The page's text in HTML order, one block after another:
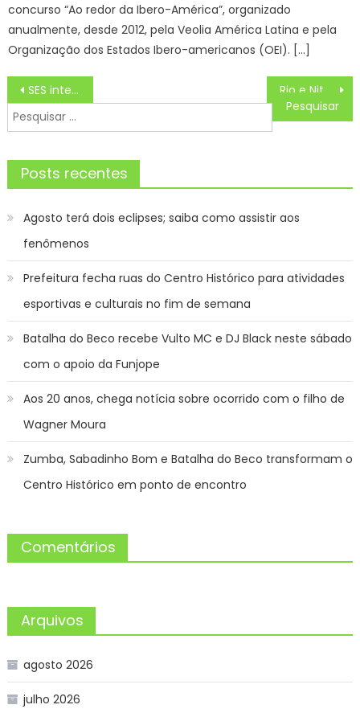
concurso “Ao redor da Ibero-América”, organizado
anualmente, desde 2012, pela Veolia América Latina e pela
Organização dos Estados Ibero-americanos (OEI). […]
Navegação
de
Post
SES integrará campanha que começa na 4ª para reforçar proteção sanitária na vacinação de fronteira
Pesquisar
por:
Posts recentes
Agosto terá dois eclipses; saiba como assistir aos
fenômenos
Prefeitura fecha ruas do Centro Histórico para atividades
esportivas e culturais no fim de semana
Batalha do Beco recebe Vulto MC e DJ Black neste sábado
com o apoio da Funjope
Aos 20 anos, chega notícia sobre ocorrido com o filho de
Wagner Moura
Zumba, Sabadinho Bom e Batalha do Beco transformam o
Centro Histórico em ponto de encontro
Comentários
Arquivos
agosto 2026
julho 2026